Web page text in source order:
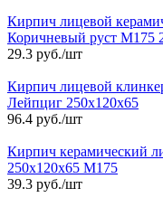
Кирпич лицевой
Коричневый руст М175
29.3 руб./шт
Кирпич лицевой
Лейпциг 250х120х65
96.4 руб./шт
Кирпич керамический
250х120х65 М175
39.3 руб./шт